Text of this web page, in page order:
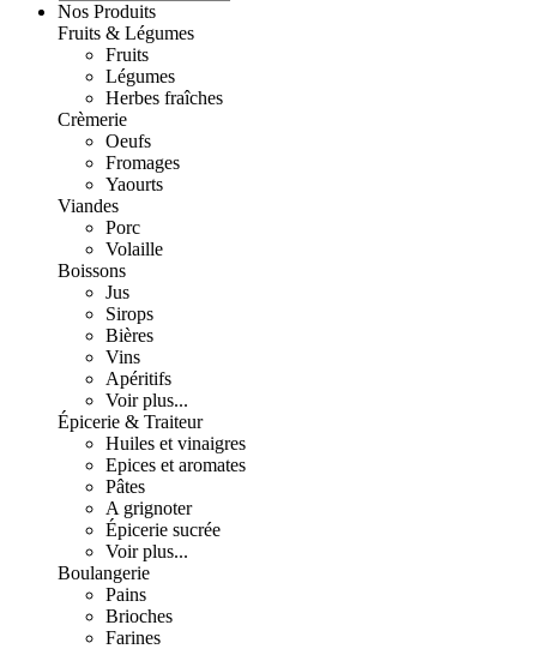
Nos Produits
Fruits & Légumes
Fruits
Légumes
Herbes fraîches
Crèmerie
Oeufs
Fromages
Yaourts
Viandes
Porc
Volaille
Boissons
Jus
Sirops
Bières
Vins
Apéritifs
Voir plus...
Épicerie & Traiteur
Huiles et vinaigres
Epices et aromates
Pâtes
A grignoter
Épicerie sucrée
Voir plus...
Boulangerie
Pains
Brioches
Farines